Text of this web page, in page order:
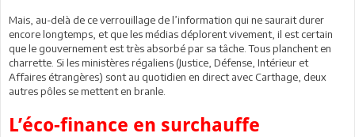
Mais, au-delà de ce verrouillage de l’information qui ne saurait durer
encore longtemps, et que les médias déplorent vivement, il est certain
que le gouvernement est très absorbé par sa tâche. Tous planchent en
charrette. Si les ministères régaliens (Justice, Défense, Intérieur et
Affaires étrangères) sont au quotidien en direct avec Carthage, deux
autres pôles se mettent en branle.
L’éco-finance en surchauffe